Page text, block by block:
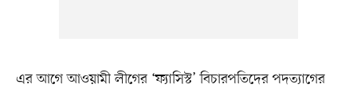
এর আগে আওয়ামী লীগের ‘ফ্যাসিস্ট’ বিচারপতিদের পদত্যাগের